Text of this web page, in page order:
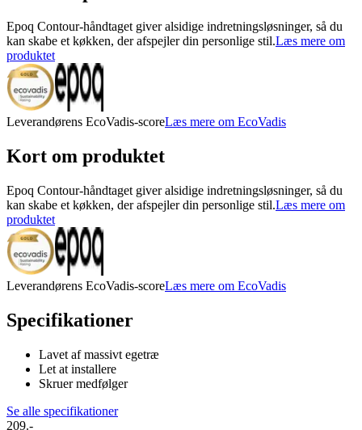
Epoq Contour-håndtaget giver alsidige indretningsløsninger, så du
kan skabe et køkken, der afspejler din personlige stil.Læs mere om
produktet
Leverandørens EcoVadis-scoreLæs mere om EcoVadis
Kort om produktet
Epoq Contour-håndtaget giver alsidige indretningsløsninger, så du
kan skabe et køkken, der afspejler din personlige stil.Læs mere om
produktet
Leverandørens EcoVadis-scoreLæs mere om EcoVadis
Specifikationer
Lavet af massivt egetræ
Let at installere
Skruer medfølger
Se alle specifikationer
209.-